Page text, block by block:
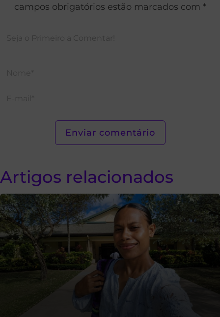
campos obrigatórios estão marcados com *
Artigos relacionados